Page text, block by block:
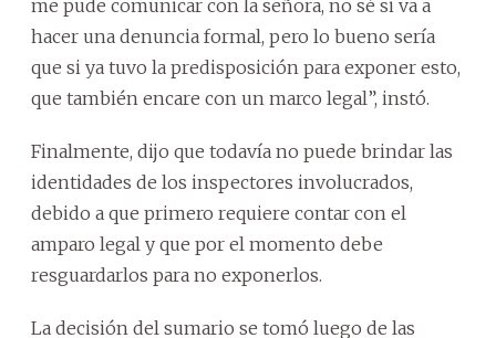
me pude comunicar con la señora, no sé si va a
hacer una denuncia formal, pero lo bueno sería
que si ya tuvo la predisposición para exponer esto,
que también encare con un marco legal”, instó.
Finalmente, dijo que todavía no puede brindar las
identidades de los inspectores involucrados,
debido a que primero requiere contar con el
amparo legal y que por el momento debe
resguardarlos para no exponerlos.
La decisión del sumario se tomó luego de las